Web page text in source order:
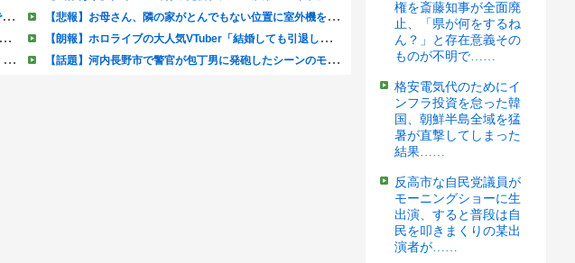
権を斎藤知事が全面廃
止、「県が何をするね
ん？」と存在意義その
ものが不明で……
格安電気代のためにイ
ンフラ投資を怠った韓
国、朝鮮半島全域を猛
暑が直撃してしまった
結果……
反高市な自民党議員が
モーニングショーに生
出演、すると普段は自
民を叩きまくりの某出
演者が……